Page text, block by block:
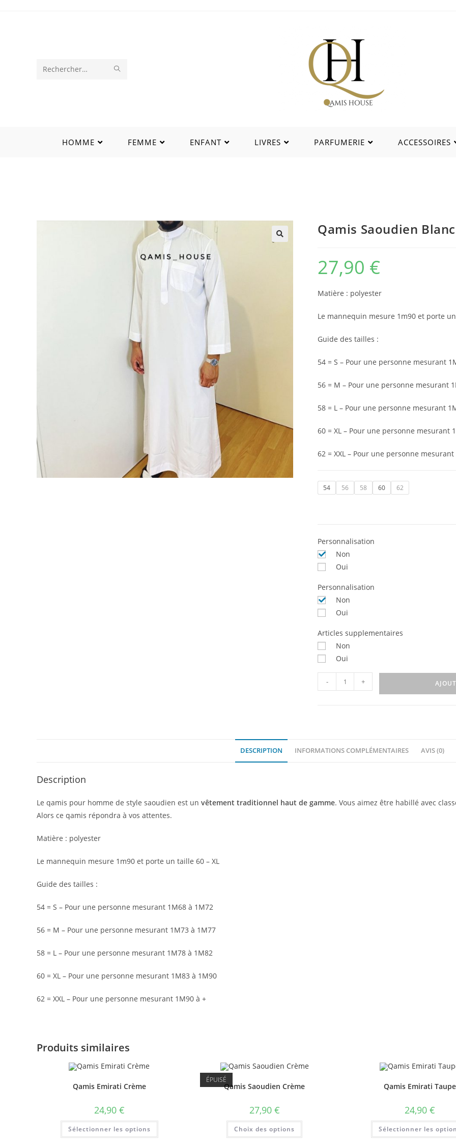
Rechercher
HOMME FEMME ENFANT LIVRES PARFUMERIE ACCESSOIRES
Qamis Saoudien Blanc
27,90 €
Matière : polyester
Le mannequin mesure 1m90 et porte
Guide des tailles :
54 = S – Pour une personne mesurant
56 = M – Pour une personne mesurant
58 = L – Pour une personne mesurant
60 = XL – Pour une personne mesurant
62 = XXL – Pour une personne mesurant
54 56 58 60 62
Personnalisation
Non
Oui
Personnalisation
Non
Oui
Articles supplementaires
Non
Oui
- +
DESCRIPTION INFORMATIONS COMPLÉMENTAIRES AVIS (0)
Description
Le qamis pour homme de style saoudien est un vêtement traditionnel haut de gamme. Vous aimez être habillé avec
Alors ce qamis répondra à vos attentes.
Matière : polyester
Le mannequin mesure 1m90 et porte un taille 60 – XL
Guide des tailles :
54 = S – Pour une personne mesurant 1M68 à 1M72
56 = M – Pour une personne mesurant 1M73 à 1M77
58 = L – Pour une personne mesurant 1M78 à 1M82
60 = XL – Pour une personne mesurant 1M83 à 1M90
62 = XXL – Pour une personne mesurant 1M90 à +
Produits similaires
Qamis Emirati Crème
24,90 €
Sélectionner les options
ÉPUISÉ
Qamis Saoudien Crème
27,90 €
Choix des options
Qamis Emirati Taupe
24,90 €
Sélectionner les